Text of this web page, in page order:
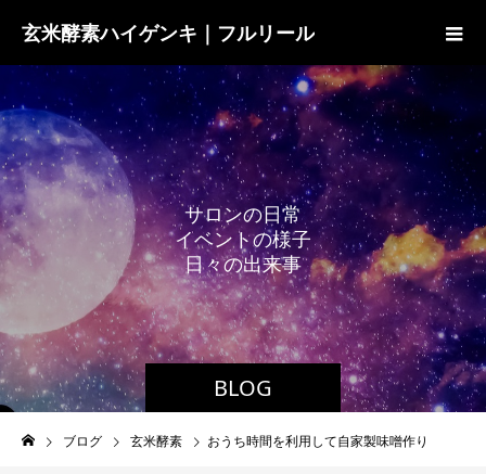
玄米酵素ハイゲンキ｜フルリール
BLOG
サロンの日常
イベン トの様子
日々の出来事
ブログ 玄米酵素 おうち時間を利用して自家製味噌作り